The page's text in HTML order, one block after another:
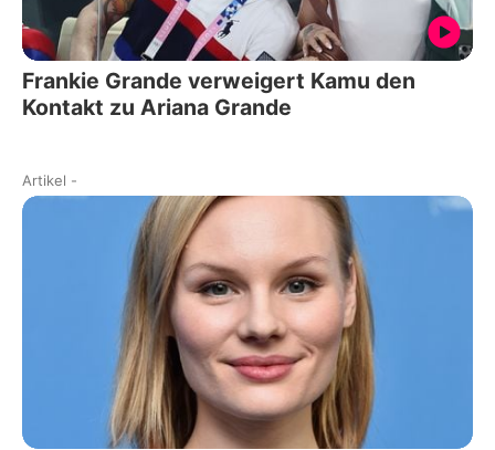
Frankie Grande verweigert Kamu den
Kontakt zu Ariana Grande
Artikel -